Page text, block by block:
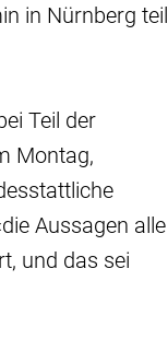
in Nürnberg teil
Teil der
Montag,
Aussagen alle
und das sei